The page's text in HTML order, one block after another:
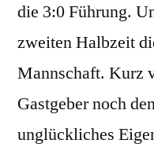
die 3:0 Führung.
zweiten Halbzeit
Mannschaft. Kurz
Gastgeber noch
unglückliches